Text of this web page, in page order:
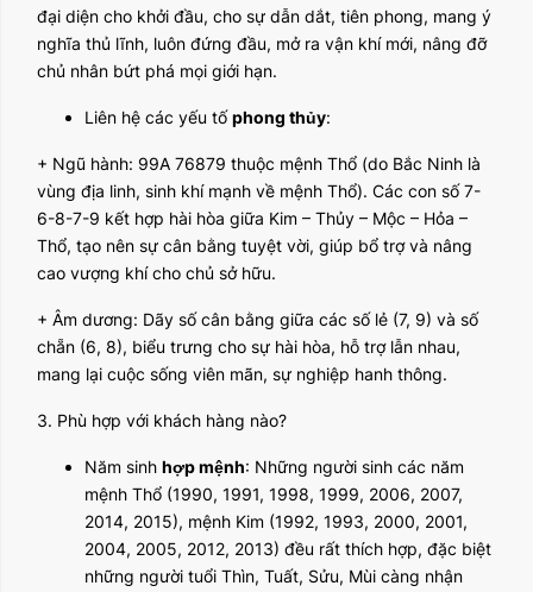
đại diện cho khởi đầu, cho sự dẫn dắt, tiên phong, mang ý
nghĩa thủ lĩnh, luôn đứng đầu, mở ra vận khí mới, nâng đỡ
chủ nhân bứt phá mọi giới hạn.
Liên hệ các yếu tốphong thủy:
+ Ngũ hành: 99A 76879 thuộc mệnh Thổ (do Bắc Ninh là
vùng địa linh, sinh khí mạnh về mệnh Thổ). Các con số 7-
6-8-7-9 kết hợp hài hòa giữa Kim – Thủy – Mộc – Hỏa –
Thổ, tạo nên sự cân bằng tuyệt vời, giúp bổ trợ và nâng
cao vượng khí cho chủ sở hữu.
+ Âm dương: Dãy số cân bằng giữa các số lẻ (7, 9) và số
chẵn (6, 8), biểu trưng cho sự hài hòa, hỗ trợ lẫn nhau,
mang lại cuộc sống viên mãn, sự nghiệp hanh thông.
3. Phù hợp với khách hàng nào?
Năm sinh hợp mệnh: Những người sinh các năm
mệnh Thổ (1990, 1991, 1998, 1999, 2006, 2007,
2014, 2015), mệnh Kim (1992, 1993, 2000, 2001,
2004, 2005, 2012, 2013) đều rất thích hợp, đặc biệt
những người tuổi Thìn, Tuất, Sửu, Mùi càng nhận